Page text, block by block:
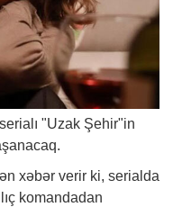
"Uzak Şehir"in
xəbər verir ki, serialda
komandadan